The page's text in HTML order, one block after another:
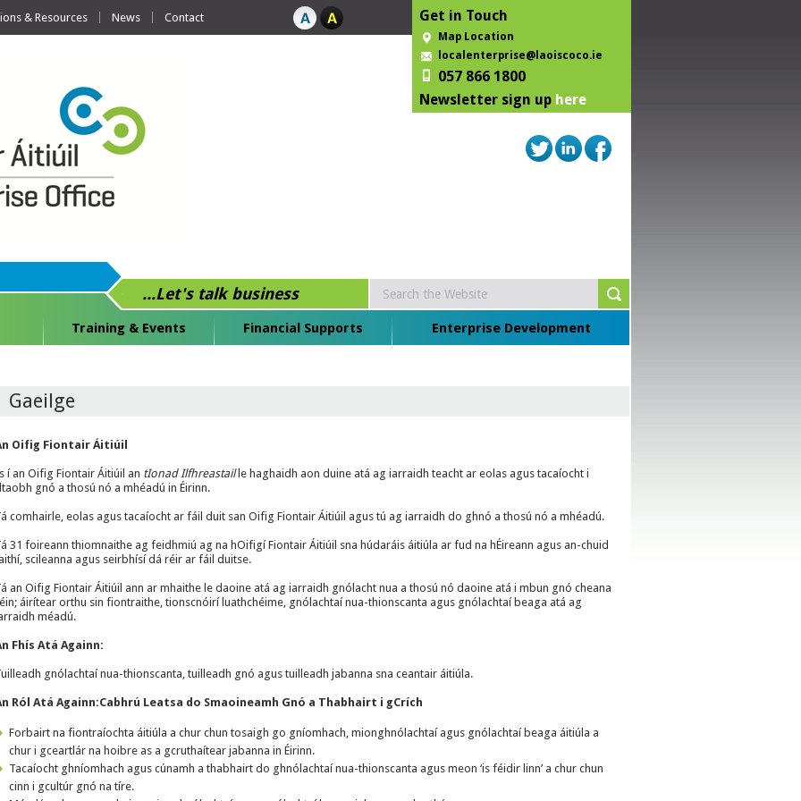
& Resources News Contact Get in Touch
Map Location
localenterprise@laoiscoco.ie
057 866 1800
Newsletter sign up here
...Let's talk business
Training & Events Financial Supports Enterprise Development
Gaeilge
Oifig Fiontair Áitiúil
í an Oifig Fiontair Áitiúil an tIonad Ilfhreastaille haghaidh aon duine atá ag iarraidh teacht ar eolas agus tacaíocht i
gnó a thosú nó a mhéadú in Éirinn.
comhairle, eolas agus tacaíocht ar fáil duit san Oifig Fiontair Áitiúil agus tú ag iarraidh do ghnó a thosú nó a mhéadú.
31 foireann thiomnaithe ag feidhmiú ag na hOifigí Fiontair Áitiúil sna húdaráis áitiúla ar fud na hÉireann agus an-chuid
scileanna agus seirbhísí dá réir ar fáil duitse.
an Oifig Fiontair Áitiúil ann ar mhaithe le daoine atá ag iarraidh gnólacht nua a thosú nó daoine atá i mbun gnó cheana
áirítear orthu sin fiontraithe, tionscnóirí luathchéime, gnólachtaí nua-thionscanta agus gnólachtaí beaga atá ag
méadú.
Fhís Atá Againn:
gnólachtaí nua-thionscanta, tuilleadh gnó agus tuilleadh jabanna sna ceantair áitiúla.
Ról Atá Againn:Cabhrú Leatsa do Smaoineamh Gnó a Thabhairt i gCrích
Forbairt na fiontraíochta áitiúla a chur chun tosaigh go gníomhach, mionghnólachtaí agus gnólachtaí beaga áitiúla a
chur i gceartlár na hoibre as a gcruthaítear jabanna in Éirinn.
Tacaíocht ghníomhach agus cúnamh a thabhairt do ghnólachtaí nua-thionscanta agus meon ‘is féidir linn’ a chur chun
cinn i gcultúr gnó na tíre.